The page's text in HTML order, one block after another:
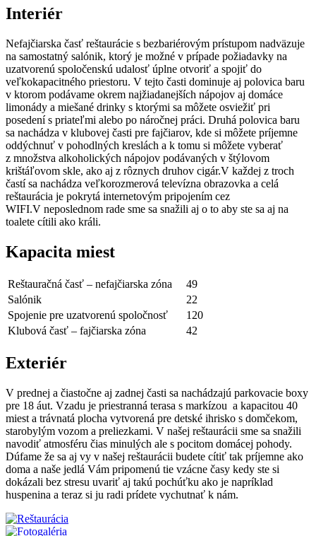
Interiér
Nefajčiarska časť reštaurácie s bezbariérovým prístupom nadväzuje
na samostatný salónik, ktorý je možné v prípade požiadavky na
uzatvorenú spoločenskú udalosť úplne otvoriť a spojiť do
veľkokapacitného priestoru. V tejto časti dominuje aj polovica baru
v ktorom podávame okrem najžiadanejších nápojov aj domáce
limonády a miešané drinky s ktorými sa môžete osviežiť pri
posedení s priateľmi alebo po náročnej práci. Druhá polovica baru
sa nachádza v klubovej časti pre fajčiarov, kde si môžete príjemne
oddýchnuť v pohodlných kreslách a k tomu si môžete vyberať
z množstva alkoholických nápojov podávaných v štýlovom
krištáľovom skle, ako aj z rôznych druhov cigár.V každej z troch
častí sa nachádza veľkorozmerová televízna obrazovka a celá
reštaurácia je pokrytá internetovým pripojením cez
WIFI.V neposlednom rade sme sa snažili aj o to aby ste sa aj na
toalete cítili ako králi.
Kapacita miest
Reštauračná časť – nefajčiarska zóna
49
Salónik
22
Spojenie pre uzatvorenú spoločnosť
120
Klubová časť – fajčiarska zóna
42
Exteriér
V prednej a čiastočne aj zadnej časti sa nachádzajú parkovacie boxy
pre 18 áut. Vzadu je priestranná terasa s markízou a kapacitou 40
miest a trávnatá plocha vytvorená pre detské ihrisko s domčekom,
starobylým vozom a preliezkami. V našej reštaurácii sme sa snažili
navodiť atmosféru čias minulých ale s pocitom domácej pohody.
Dúfame že sa aj vy v našej reštaurácii budete cítiť tak príjemne ako
doma a naše jedlá Vám pripomenú tie vzácne časy kedy ste si
dokázali bez stresu uvariť aj takú pochúťku ako je napríklad
huspenina a teraz si ju radi prídete vychutnať k nám.